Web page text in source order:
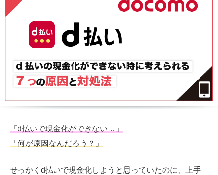
「d払いで現金化ができない…」
「何が原因なんだろう？」
せっかくd払いで現金化しようと思っていたのに、上手